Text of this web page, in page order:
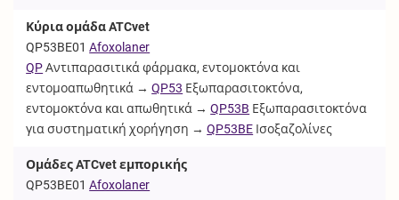
Κύρια ομάδα ATCvet
QP53BE01 Afoxolaner
QPΑντιπαρασιτικά φάρμακα, εντομοκτόνα και
εντομοαπωθητικά →QP53 Εξωπαρασιτοκτόνα,
εντομοκτόνα και απωθητικά →QP53B Εξωπαρασιτοκτόνα
για συστηματική χορήγηση →QP53BE Ισοξαζολίνες
Ομάδες ATCvet εμπορικής
QP53BE01 Afoxolaner